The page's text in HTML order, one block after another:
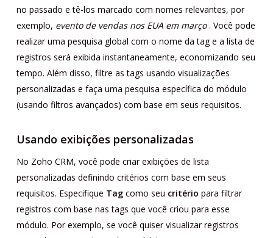
no passado e tê-los marcado com nomes relevantes, por
exemplo, evento de vendas nos EUA em março. Você pode
realizar uma pesquisa global com o nome da tag e a lista de
registros será exibida instantaneamente, economizando seu
tempo. Além disso, filtre as tags usando visualizações
personalizadas e faça uma pesquisa específica do módulo
(usando filtros avançados) com base em seus requisitos.
Usando exibições personalizadas
No Zoho CRM, você pode criar exibições de lista
personalizadas definindo critérios com base em seus
requisitos. Especifique Tagcomo seu critério para filtrar
registros com base nas tags que você criou para esse
módulo. Por exemplo, se você quiser visualizar registros